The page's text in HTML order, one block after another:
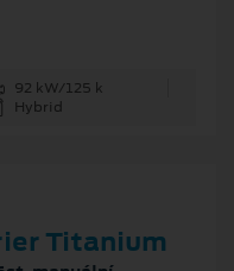
92 kW/125 k
Hybrid
Titanium